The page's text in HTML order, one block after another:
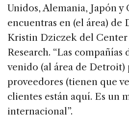
Unidos, Alemania, Japón y
encuentras en (el área) de
Kristin Dziczek del
Research. “Las compañías
venido (al área de Detroit)
proveedores (tienen que
clientes están aquí. Es un
internacional”.